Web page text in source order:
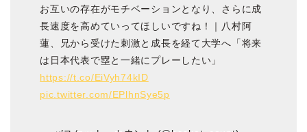
お互いの存在がモチベーションとなり、さらに成
長速度を高めていってほしいですね！｜八村阿
蓮、兄から受けた刺激と成長を経て大学へ「将来
は日本代表で塁と一緒にプレーしたい」
https://t.co/EiVyh74kID
pic.twitter.com/EPlhnSye5p